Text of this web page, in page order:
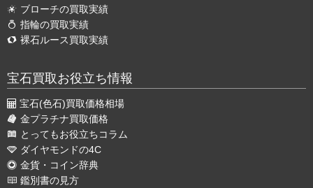
ブローチの買取実績
指輪の買取実績
裸石ルース買取実績
宝石買取お役立ち情報
宝石(色石)買取価格相場
金プラチナ買取価格
とってもお役立ちコラム
ダイヤモンドの4C
金貨・コイン辞典
鑑別書の見方